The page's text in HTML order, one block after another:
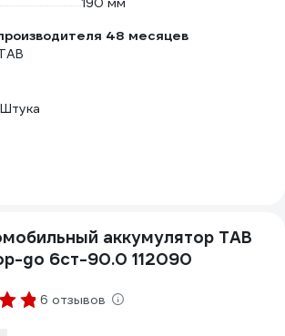
48 месяцев
аккумулятор TAB
go 6ст-90.0 112090
6 отзывов